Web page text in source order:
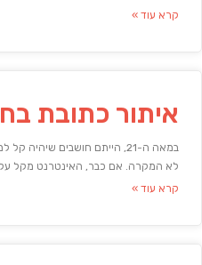
קרא עוד »
איתור כתובת
במאה ה-21, הייתם חושבים
לא המקרה. אם כבר, האינטרנט מקל על
קרא עוד »